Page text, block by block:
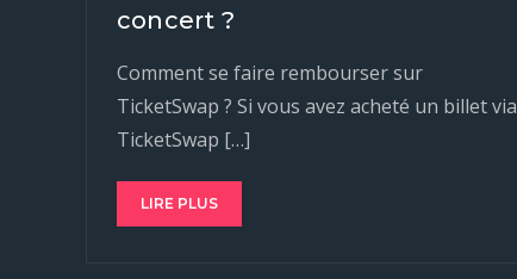
concert ?
Comment se faire rembourser sur
TicketSwap ? Si vous avez acheté un billet via
TicketSwap […]
LIRE PLUS